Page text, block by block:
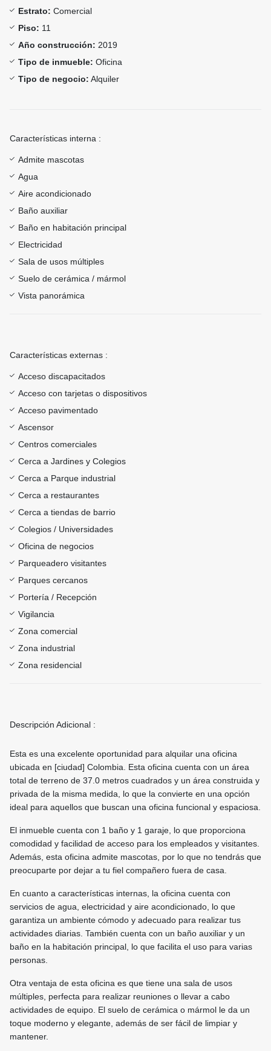
Estrato: Comercial
Piso: 11
Año construcción: 2019
Tipo de inmueble: Oficina
Tipo de negocio: Alquiler
Características interna :
Admite mascotas
Agua
Aire acondicionado
Baño auxiliar
Baño en habitación principal
Electricidad
Sala de usos múltiples
Suelo de cerámica / mármol
Vista panorámica
Características externas :
Acceso discapacitados
Acceso con tarjetas o dispositivos
Acceso pavimentado
Ascensor
Centros comerciales
Cerca a Jardines y Colegios
Cerca a Parque industrial
Cerca a restaurantes
Cerca a tiendas de barrio
Colegios / Universidades
Oficina de negocios
Parqueadero visitantes
Parques cercanos
Portería / Recepción
Vigilancia
Zona comercial
Zona industrial
Zona residencial
Descripción Adicional :
Esta es una excelente oportunidad para alquilar una oficina
ubicada en [ciudad] Colombia. Esta oficina cuenta con un área
total de terreno de 37.0 metros cuadrados y un área construida y
privada de la misma medida, lo que la convierte en una opción
ideal para aquellos que buscan una oficina funcional y espaciosa.
El inmueble cuenta con 1 baño y 1 garaje, lo que proporciona
comodidad y facilidad de acceso para los empleados y visitantes.
Además, esta oficina admite mascotas, por lo que no tendrás que
preocuparte por dejar a tu fiel compañero fuera de casa.
En cuanto a características internas, la oficina cuenta con
servicios de agua, electricidad y aire acondicionado, lo que
garantiza un ambiente cómodo y adecuado para realizar tus
actividades diarias. También cuenta con un baño auxiliar y un
baño en la habitación principal, lo que facilita el uso para varias
personas.
Otra ventaja de esta oficina es que tiene una sala de usos
múltiples, perfecta para realizar reuniones o llevar a cabo
actividades de equipo. El suelo de cerámica o mármol le da un
toque moderno y elegante, además de ser fácil de limpiar y
mantener.